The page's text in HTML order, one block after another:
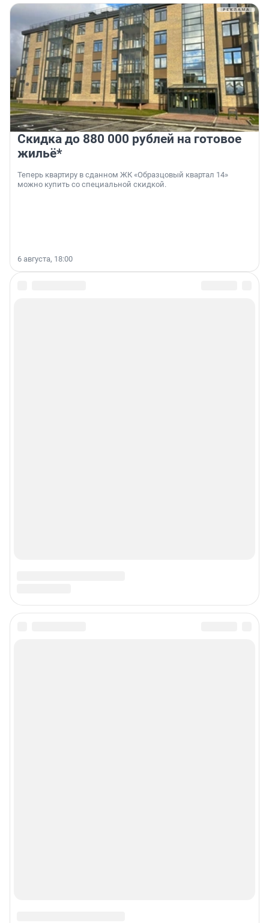
Скидка до 880 000 рублей на готовое
жильё*
Теперь квартиру в сданном ЖК «Образцовый квартал 14»
можно купить со специальной скидкой.
6 августа, 18:00